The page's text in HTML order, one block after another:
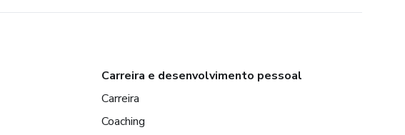
Carreira e desenvolvimento pessoal
Carreira
Coaching